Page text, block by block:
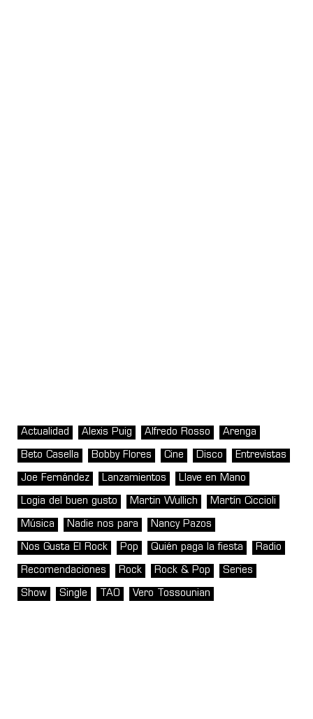
Actualidad Alexis Puig Alfredo Rosso Arenga
Beto Casella Bobby Flores Cine Disco Entrevistas
Joe Fernández Lanzamientos Llave en Mano
Logia del buen gusto Martin Wullich Martín Ciccioli
Música Nadie nos para Nancy Pazos
Nos Gusta El Rock Pop Quién paga la fiesta Radio
Recomendaciones Rock Rock & Pop Series
Show Single TAO Vero Tossounian